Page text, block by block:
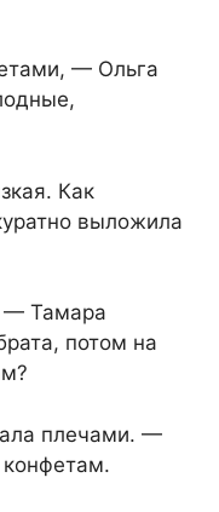
— Ольга
Как
выложила
— Тамара
потом на
плечами. —